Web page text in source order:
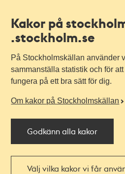
Kakor på
.stockholm.se
På Stockholmskällan använder
sammanställa statistik och för
fungera på ett bra sätt för dig.
Om kakor på Stockholmskällan
Godkänn alla kakor
Välj vilka kakor vi får